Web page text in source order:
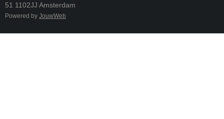
51 1102JJ Amsterdam
Powered by JouwWeb